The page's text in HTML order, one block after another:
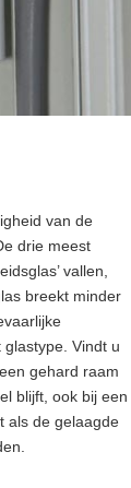
van de
drie meest
vallen,
breekt minder
Vindt u
gehard raam
blijft, ook bij een
als de gelaagde